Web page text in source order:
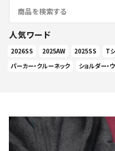
人気ワード
2026SS 2025AW 2025SS T
パーカー・クルーネック
ショルダー・